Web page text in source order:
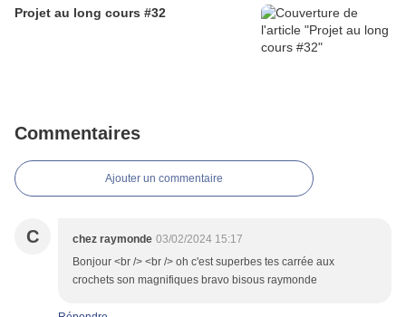
Projet au long cours #32
Commentaires
Ajouter un commentaire
C chez raymonde 03/02/2024 15:17
Bonjour <br /> <br /> oh c'est superbes tes carrée aux
crochets son magnifiques bravo bisous raymonde